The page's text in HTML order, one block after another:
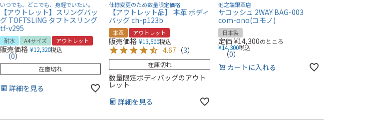
いつでも、どこでも、身軽でいたい。
【アウトレット】スリングバッ
グ TOFTSLING タフトスリング
tf-v295
耐水 A4サイズ アウトレット
販売価格 ¥12,320税込
（0）
在庫切れ
詳細を見る
仕様変更のため数量限定価格
【アウトレット品】 本革 ボディ
バッグ ch-p123b
本革 アウトレット
販売価格 ¥13,500税込
4.67 （3）
在庫切れ
数量限定ボディバッグのアウト
レット
詳細を見る
池之端銀革店
サコッシュ 2WAY BAG-003
com-ono(コモノ)
日本製
定価 ¥14,300のところ
¥14,300税込
（0）
カートに入れる